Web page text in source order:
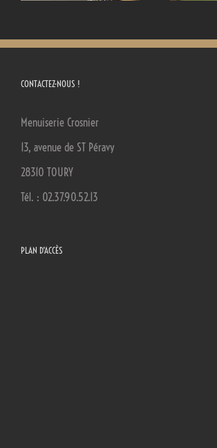
CONTACTEZ-NOUS !
Menuiserie Crosnier
13, avenue de ST Péravy
28310 TOURY
Tél. : 02.37.90.52.13
PLAN D’ACCÈS